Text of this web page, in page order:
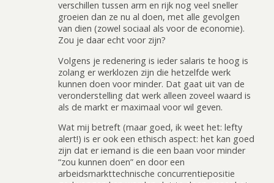
verschillen tussen arm en rijk nog veel sneller
groeien dan ze nu al doen, met alle gevolgen
van dien (zowel sociaal als voor de economie).
Zou je daar echt voor zijn?
Volgens je redenering is ieder salaris te hoog is
zolang er werklozen zijn die hetzelfde werk
kunnen doen voor minder. Dat gaat uit van de
veronderstelling dat werk alleen zoveel waard is
als de markt er maximaal voor wil geven.
Wat mij betreft (maar goed, ik weet het: lefty
alert!) is er ook een ethisch aspect: het kan goed
zijn dat er iemand is die een baan voor minder
“zou kunnen doen” en door een
arbeidsmarkttechnische concurrentiepositie